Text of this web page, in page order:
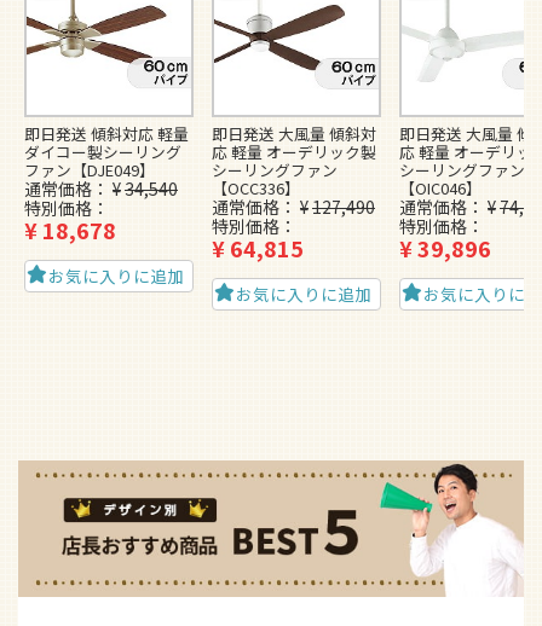
即日発送 傾斜対応 軽量
ダイコー製シーリング
ファン【DJE049】
通常価格 ¥34,540
特別価格
¥18,678
お気に入りに追加
即日発送 大風量 傾斜対
応 軽量 オーデリック製
シーリングファン
【OCC336】
通常価格 ¥127,490
特別価格
¥64,815
お気に入りに追加
即日発送 大風量 傾
応 軽量 オーデリッ
シーリングファン
【OIC046】
通常価格 ¥
特別価格
¥39,896
お気に入りに